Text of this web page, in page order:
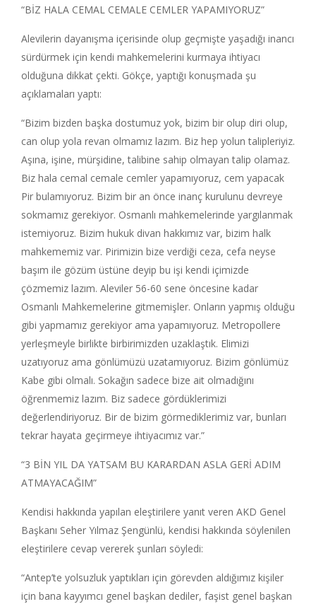
“BİZ HALA CEMAL CEMALE CEMLER YAPAMIYORUZ”
Alevilerin dayanışma içerisinde olup geçmişte yaşadığı inancı
sürdürmek için kendi mahkemelerini kurmaya ihtiyacı
olduğuna dikkat çekti. Gökçe, yaptığı konuşmada şu
açıklamaları yaptı:
“Bizim bizden başka dostumuz yok, bizim bir olup diri olup,
can olup yola revan olmamız lazım. Biz hep yolun talipleriyiz.
Aşına, işine, mürşidine, talibine sahip olmayan talip olamaz.
Biz hala cemal cemale cemler yapamıyoruz, cem yapacak
Pir bulamıyoruz. Bizim bir an önce inanç kurulunu devreye
sokmamız gerekiyor. Osmanlı mahkemelerinde yargılanmak
istemiyoruz. Bizim hukuk divan hakkımız var, bizim halk
mahkememiz var. Pirimizin bize verdiği ceza, cefa neyse
başım ile gözüm üstüne deyip bu işi kendi içimizde
çözmemiz lazım. Aleviler 56-60 sene öncesine kadar
Osmanlı Mahkemelerine gitmemişler. Onların yapmış olduğu
gibi yapmamız gerekiyor ama yapamıyoruz. Metropollere
yerleşmeyle birlikte birbirimizden uzaklaştık. Elimizi
uzatıyoruz ama gönlümüzü uzatamıyoruz. Bizim gönlümüz
Kabe gibi olmalı. Sokağın sadece bize ait olmadığını
öğrenmemiz lazım. Biz sadece gördüklerimizi
değerlendiriyoruz. Bir de bizim görmediklerimiz var, bunları
tekrar hayata geçirmeye ihtiyacımız var.”
“3 BİN YIL DA YATSAM BU KARARDAN ASLA GERİ ADIM
ATMAYACAĞIM”
Kendisi hakkında yapılan eleştirilere yanıt veren AKD Genel
Başkanı Seher Yılmaz Şengünlü, kendisi hakkında söylenilen
eleştirilere cevap vererek şunları söyledi:
“Antep’te yolsuzluk yaptıkları için görevden aldığımız kişiler
için bana kayyımcı genel başkan dediler, faşist genel başkan